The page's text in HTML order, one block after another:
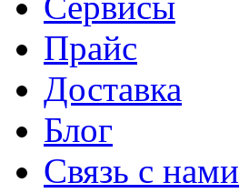
Прайс
Доставка
Блог
Связь с нами